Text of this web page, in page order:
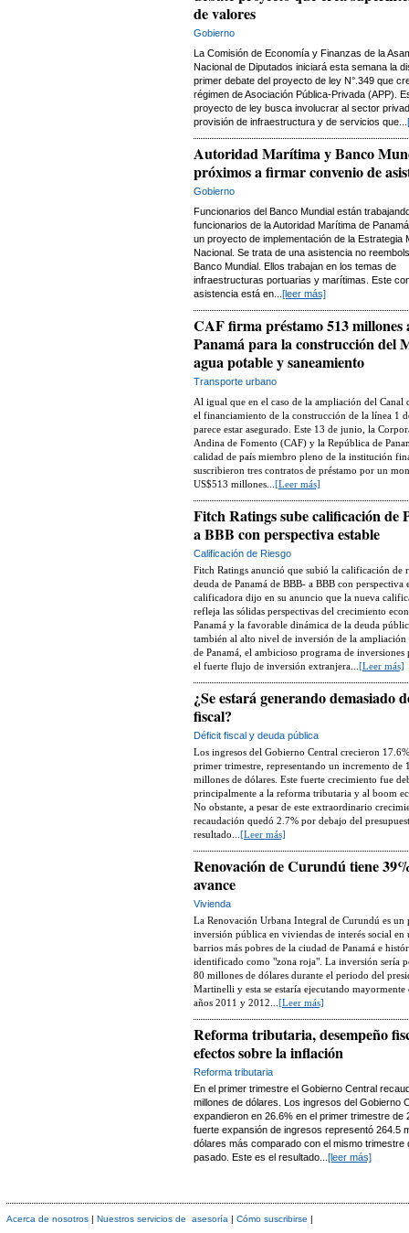
de valores
Gobierno
La Comisión de Economía y Finanzas de la
Nacional de Diputados iniciará esta semana la
primer debate del proyecto de ley N°.349 que
régimen de Asociación Pública-Privada (APP).
proyecto de ley busca involucrar al sector
provisión de infraestructura y de servicios que...
Autoridad Marítima y Banco
próximos a firmar convenio de
Gobierno
Funcionarios del Banco Mundial están
funcionarios de la Autoridad Marítima de
un proyecto de implementación de la Estrategia
Nacional. Se trata de una asistencia no
Banco Mundial. Ellos trabajan en los temas de
infraestructuras portuarias y marítimas. Este
asistencia está en... [leer más]
CAF firma préstamo 513 millones
Panamá para la construcción del
agua potable y saneamiento
Transporte urbano
Al igual que en el caso de la ampliación del Canal
el financiamiento de la construcción de la línea 1
parece estar asegurado. Este 13 de junio, la
Andina de Fomento (CAF) y la República de
calidad de país miembro pleno de la institución
suscribieron tres contratos de préstamo por un
US$513 millones... [Leer más]
Fitch Ratings sube calificación de
a BBB con perspectiva estable
Calificación de Riesgo
Fitch Ratings anunció que subió la calificación de
deuda de Panamá de BBB- a BBB con perspectiva
calificadora dijo en su anuncio que la nueva
refleja las sólidas perspectivas del crecimiento
Panamá y la favorable dinámica de la deuda
también al alto nivel de inversión de la ampliación
de Panamá, el ambicioso programa de inversiones
el fuerte flujo de inversión extranjera... [Leer más]
¿Se estará generando demasiado
fiscal?
Déficit fiscal y deuda pública
Los ingresos del Gobierno Central crecieron
primer trimestre, representando un incremento de
millones de dólares. Este fuerte crecimiento fue
principalmente a la reforma tributaria y al boom
No obstante, a pesar de este extraordinario
recaudación quedó 2.7% por debajo del
resultado... [Leer más]
Renovación de Curundú tiene
avance
Vivienda
La Renovación Urbana Integral de Curundú es un
inversión pública en viviendas de interés social en
barrios más pobres de la ciudad de Panamá e
identificado como "zona roja". La inversión sería
80 millones de dólares durante el periodo del
Martinelli y esta se estaría ejecutando mayormente
años 2011 y 2012... [Leer más]
Reforma tributaria, desempeño
efectos sobre la inflación
Reforma tributaria
En el primer trimestre el Gobierno Central
millones de dólares. Los ingresos del Gobierno
expandieron en 26.6% en el primer trimestre de
fuerte expansión de ingresos representó 264.5
dólares más comparado con el mismo trimestre
pasado. Este es el resultado... [leer más]
Acerca de nosotros| Nuestros servicios de asesoría | Cómo suscribirse |